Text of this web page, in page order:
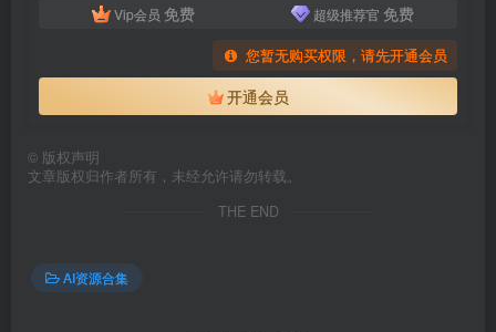
Vip会员 免费 超级推荐官 免费
您暂无购买权限，请先开通会员
开通会员
© 版权声明
文章版权归作者所有，未经允许请勿转载。
THE END
AI资源合集